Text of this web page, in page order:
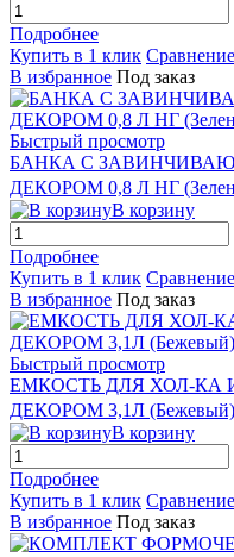
Подробнее
Купить в 1 клик Сравнение
В избранное Под заказ
Быстрый просмотр
БАНКА С
ДЕКОРОМ 0,8 Л НГ
В корзину
Подробнее
Купить в 1 клик Сравнение
В избранное Под заказ
Быстрый просмотр
ЕМКОСТЬ ДЛЯ ХОЛ-КА
ДЕКОРОМ 3,1Л (Бежевый)
В корзину
Подробнее
Купить в 1 клик Сравнение
В избранное Под заказ